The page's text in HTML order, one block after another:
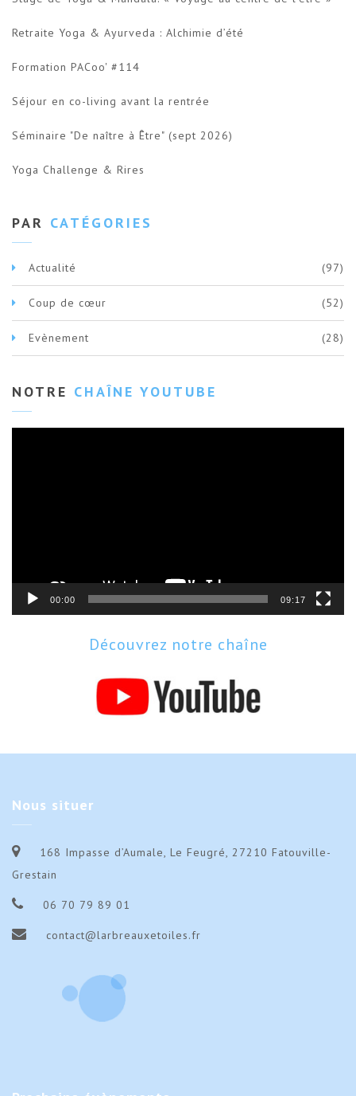
Retraite Yoga & Ayurveda : Alchimie d’été
Formation PACoo' #114
Séjour en co-living avant la rentrée
Séminaire "De naître à Être" (sept 2026)
Yoga Challenge & Rires
PAR CATÉGORIES
Actualité (97)
Coup de cœur (52)
Evènement (28)
NOTRE CHAÎNE YOUTUBE
00:00 09:17
Découvrez notre chaîne
Nous situer
168 Impasse d’Aumale, Le Feugré, 27210 Fatouville-
Grestain
06 70 79 89 01
contact@larbreauxetoiles.fr